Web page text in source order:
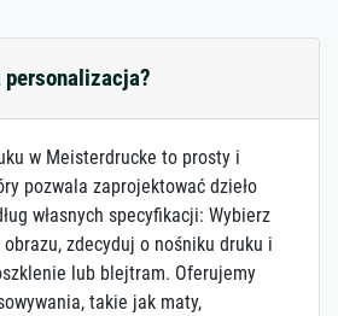
personalizacja?
w Meisterdrucke to prosty i
pozwala zaprojektować dzieło
własnych specyfikacji: Wybierz
zdecyduj o nośniku druku i
lub blejtram. Oferujemy
takie jak maty,